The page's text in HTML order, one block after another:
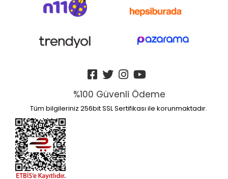
%100 Güvenli Ödeme
Tüm bilgileriniz 256bit SSL Sertifikası ile korunmaktadır.